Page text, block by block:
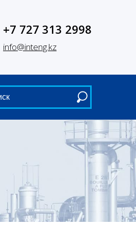
+7 727 313 2998
info@inteng.kz